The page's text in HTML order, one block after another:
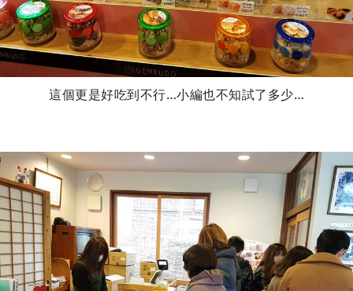
這個更是好吃到不行…小編也不知試了多少…